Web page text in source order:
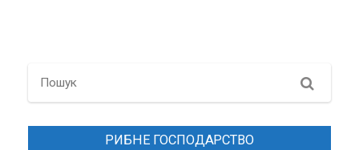
Search
РИБНЕ ГОСПОДАРСТВО